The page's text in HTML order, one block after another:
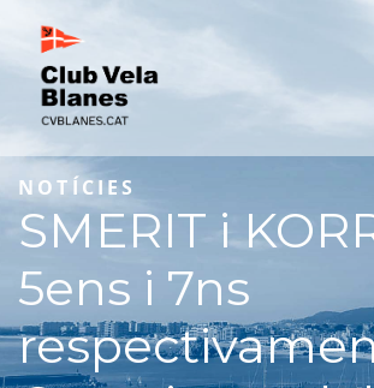
NOTÍCIES
SMERIT i
5ens i 7ns